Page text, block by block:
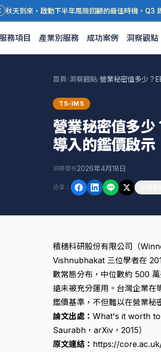
秋天到來，啟動下半年風險回顧的最佳時機。Q3
務項目 產業別服務 成功案例 洞察觀點
首頁›洞察觀點›
TS-IMS
營業秘密值多
導入的鑑價啟示
洞察發布2026年4月18日
分享 ：
積穗科研股份有限公司（
Vishnubhakat 三位學者在
數常態分布，中位數約 500
遠未被充分運用。台灣企業
鑑價基準，不但難以在營業秘
論文出處： What's it worth to
Saurabh，arXiv，2015）
原文連結： https://